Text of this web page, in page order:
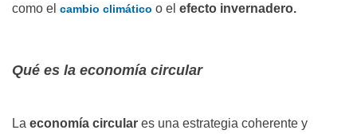
como el cambio climático o el efecto invernadero.
Qué es la economía circular
La economía circular es una estrategia coherente y